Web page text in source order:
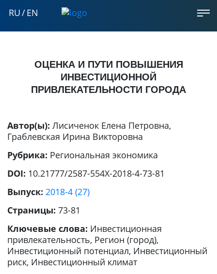
RU/EN
ОЦЕНКА И ПУТИ ПОВЫШЕНИЯ
ИНВЕСТИЦИОННОЙ
ПРИВЛЕКАТЕЛЬНОСТИ ГОРОДА
Автор(ы): Лисиченок Елена Петровна,
Граблевская Ирина Викторовна
Рубрика: Региональная экономика
DOI: 10.21777/2587-554X-2018-4-73-81
Выпуск: 2018-4 (27)
Страницы: 73-81
Ключевые слова: Инвестиционная
привлекательность, Регион (город),
Инвестиционный потенциал, Инвестиционный
риск, Инвестиционный климат